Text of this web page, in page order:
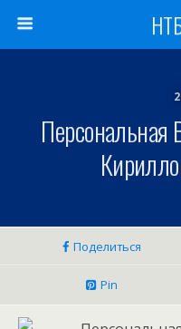
Персональная
Поделиться
Pin